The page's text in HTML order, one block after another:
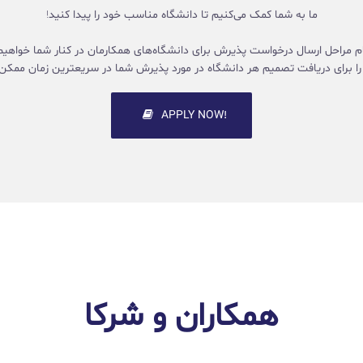
ما به شما کمک می‌کنیم تا دانشگاه مناسب خود را پیدا کنید!
مراحل ارسال درخواست پذیرش برای دانشگاه‌های همکارمان در کنار شما
را برای دریافت تصمیم هر دانشگاه در مورد پذیرش شما در سریعترین زمان
!APPLY NOW
همکاران و شرکا